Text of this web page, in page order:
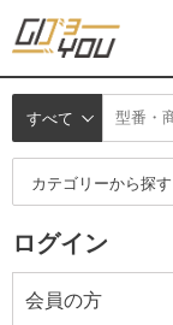
すべて
カテゴリーから探す
ログイン
会員の方